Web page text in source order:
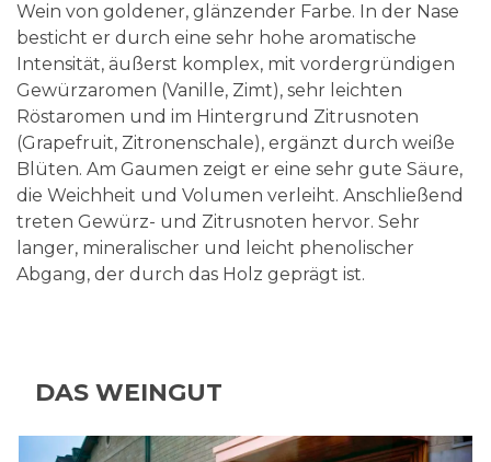
Wein von goldener, glänzender Farbe. In der Nase
besticht er durch eine sehr hohe aromatische
Intensität, äußerst komplex, mit vordergründigen
Gewürzaromen (Vanille, Zimt), sehr leichten
Röstaromen und im Hintergrund Zitrusnoten
(Grapefruit, Zitronenschale), ergänzt durch weiße
Blüten. Am Gaumen zeigt er eine sehr gute Säure,
die Weichheit und Volumen verleiht. Anschließend
treten Gewürz- und Zitrusnoten hervor. Sehr
langer, mineralischer und leicht phenolischer
Abgang, der durch das Holz geprägt ist.
DAS WEINGUT